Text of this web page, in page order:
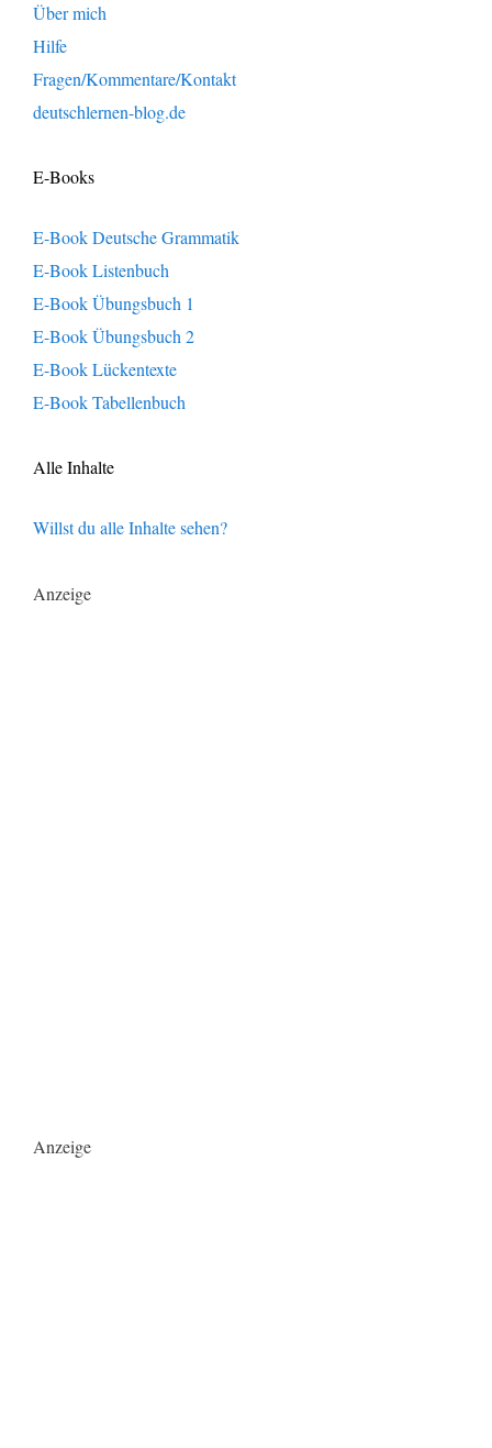
Über mich
Hilfe
Fragen/Kommentare/Kontakt
deutschlernen-blog.de
E-Books
E-Book Deutsche Grammatik
E-Book Listenbuch
E-Book Übungsbuch 1
E-Book Übungsbuch 2
E-Book Lückentexte
E-Book Tabellenbuch
Alle Inhalte
Willst du alle Inhalte sehen?
Anzeige
Anzeige